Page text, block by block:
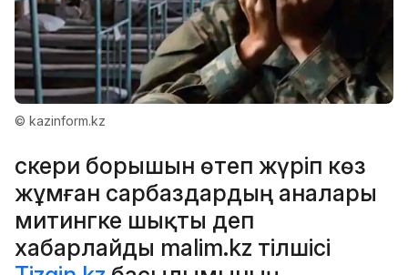
© kazinform.kz
Әскери борышын өтеп жүріп көз
жұмған сарбаздардың аналары
митингке шықты деп
хабарлайды malim.kz тілшісі